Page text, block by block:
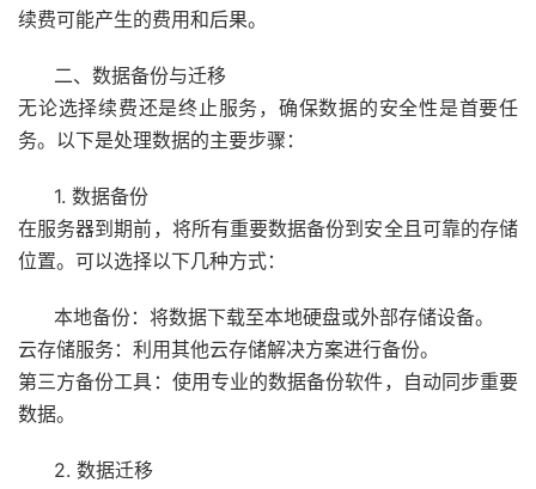
续费可能产生的费用和后果。
二、数据备份与迁移
无论选择续费还是终止服务，确保数据的安全性是首要任
务。以下是处理数据的主要步骤：
1. 数据备份
在服务器到期前，将所有重要数据备份到安全且可靠的存储
位置。可以选择以下几种方式：
本地备份：将数据下载至本地硬盘或外部存储设备。
云存储服务：利用其他云存储解决方案进行备份。
第三方备份工具：使用专业的数据备份软件，自动同步重要
数据。
2. 数据迁移